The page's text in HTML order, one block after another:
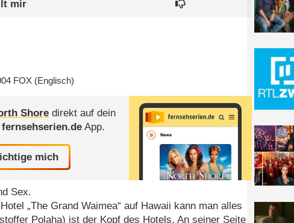
FOX (Englisch)
Shore direkt auf dein
fernsehserien.de App.
mich
Sex.
„The Grand Waimea“ auf Hawaii kann man alles
Polaha) ist der Kopf des Hotels. An seiner Seite